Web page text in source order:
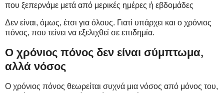
που ξεπερνάμε μετά από μερικές ημέρες ή εβδομάδες
Δεν είναι, όμως, έτσι για όλους. Γιατί υπάρχει και ο χρόνιος
πόνος, που τείνει να εξελιχθεί σε επιδημία.
Ο χρόνιος πόνος δεν είναι σύμπτωμα,
αλλά νόσος
Ο χρόνιος πόνος θεωρείται συχνά μια νόσος από μόνος του,